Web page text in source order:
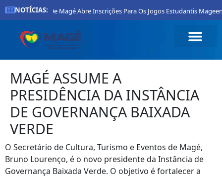
NOTÍCIAS:
Prefeitura De Magé Abre Inscrições Para Os Jogos Estudantis Mageenses
MAGÉ ASSUME A
PRESIDÊNCIA DA INSTÂNCIA
DE GOVERNANÇA BAIXADA
VERDE
O Secretário de Cultura, Turismo e Eventos de Magé,
Bruno Lourenço, é o novo presidente da Instância de
Governança Baixada Verde. O objetivo é fortalecer a